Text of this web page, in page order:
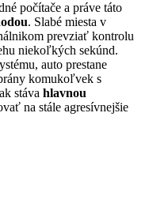
počítače a práve táto
. Slabé miesta v
prevziať kontrolu
niekoľkých sekúnd.
auto prestane
komukoľvek s
stáva hlavnou
na stále agresívnejšie